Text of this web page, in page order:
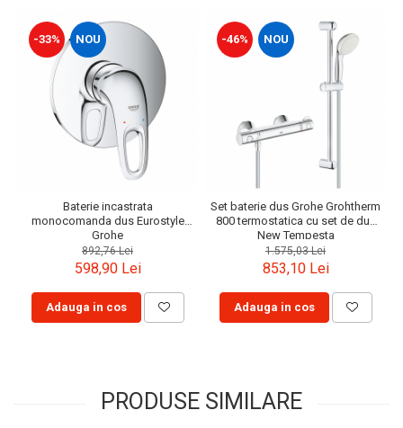
-33% NOU
Baterie incastrata
monocomanda dus Eurostyle
Grohe
892,76 Lei
598,90 Lei
Adauga in cos
-46% NOU
Set baterie dus Grohe Grohtherm
800 termostatica cu set de dus
New Tempesta
1.575,03 Lei
853,10 Lei
Adauga in cos
PRODUSE SIMILARE